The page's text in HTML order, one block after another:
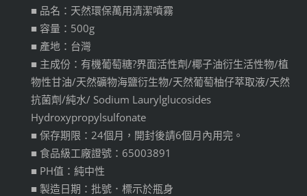
■ 品名：天然環保萬用清潔噴霧
■ 容量：500g
■ 產地：台灣
■ 主成份：有機葡萄糖?界面活性劑/椰子油衍生活性物/植
物性甘油/天然礦物海鹽衍生物/天然葡萄柚仔萃取液/天然
抗菌劑/純水/ Sodium Laurylglucosides
Hydroxypropylsulfonate
■ 保存期限：24個月，開封後請6個月內用完。
■ 食品級工廠證號：65003891
■ PH值：純中性
■ 製造日期：批號．標示於瓶身